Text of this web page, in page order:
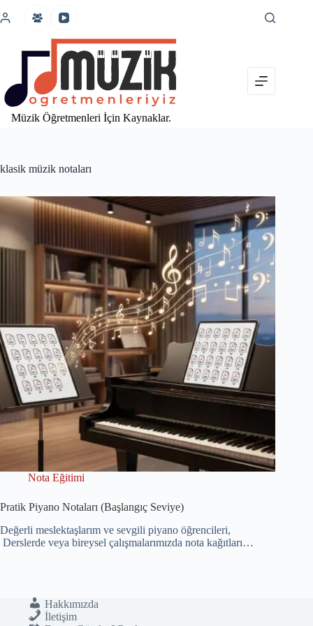
atla
Müzik Öğretmenleri İçin Kaynaklar.
klasik müzik notaları
Nota Eğitimi
Pratik Piyano Notaları (Başlangıç Seviye)
Değerli meslektaşlarım ve sevgili piyano öğrencileri,
Derslerde veya bireysel çalışmalarımızda nota kağıtları…
Hakkımızda
İletişim